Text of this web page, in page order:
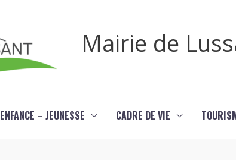
Mairie de
ENFANCE – JEUNESSE CADRE DE VIE